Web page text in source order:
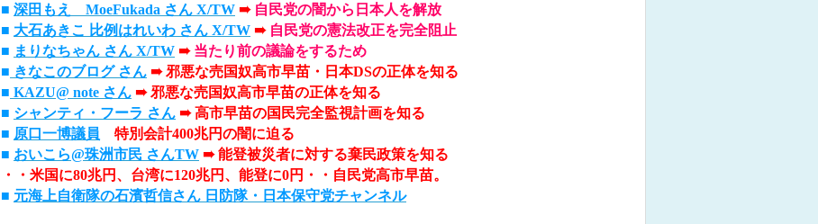
■ 深田もえ MoeFukada さん X/TW ➠ 自民党の闇から日本人を解放
■ 大石あきこ 比例はれいわ さん X/TW ➠ 自民党の憲法改正を完全阻止
■ まりなちゃん さん X/TW ➠ 当たり前の議論をするため
■ きなこのブログ さん ➠ 邪悪な売国奴高市早苗・日本DSの正体を知る
■ KAZU@ note さん ➠ 邪悪な売国奴高市早苗の正体を知る
■ シャンティ・フーラ さん ➠ 高市早苗の国民完全監視計画を知る
■ 原口一博議員
特別会計400兆円の闇に迫る
■ おいこら@珠洲市民 さんTW ➠ 能登被災者に対する棄民政策を知る
・・米国に80兆円、台湾に120兆円、能登に0円・・自民党高市早苗。
■ 元海上自衛隊の石濱哲信さん 日防隊・日本保守党チャンネル